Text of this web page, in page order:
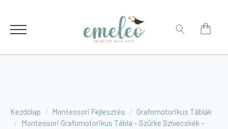
Kezdőlap Montessori Fejlesztés
Grafomotorikus Táblák
Montessori Grafomotorikus Tábla – Szürke Szívecskék –